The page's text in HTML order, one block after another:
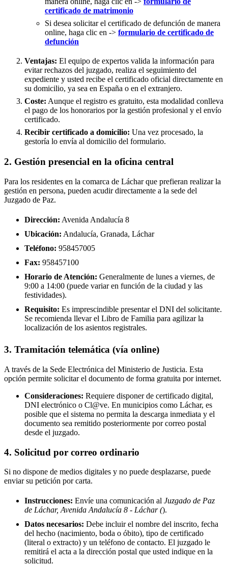
certificado de matrimonio
Si desea solicitar el certificado de defunción de manera
online, haga clic en -> formulario de certificado de
defunción
Ventajas: El equipo de expertos valida la información para
evitar rechazos del juzgado, realiza el seguimiento del
expediente y usted recibe el certificado oficial directamente en
su domicilio, ya sea en España o en el extranjero.
Coste: Aunque el registro es gratuito, esta modalidad conlleva
el pago de los honorarios por la gestión profesional y el envío
certificado.
Recibir certificado a domicilio: Una vez procesado, la
gestoría lo envía al domicilio del formulario.
2. Gestión presencial en la oficina central
Para los residentes en la comarca de Láchar que prefieran realizar la
gestión en persona, pueden acudir directamente a la sede del
Juzgado de Paz.
Dirección: Avenida Andalucía 8
Ubicación: Andalucía, Granada, Láchar
Teléfono: 958457005
Fax: 958457100
Horario de Atención: Generalmente de lunes a viernes, de
9:00 a 14:00 (puede variar en función de la ciudad y las
festividades).
Requisito: Es imprescindible presentar el DNI del solicitante.
Se recomienda llevar el Libro de Familia para agilizar la
localización de los asientos registrales.
3. Tramitación telemática (vía online)
A través de la Sede Electrónica del Ministerio de Justicia. Esta
opción permite solicitar el documento de forma gratuita por internet.
Consideraciones: Requiere disponer de certificado digital,
DNI electrónico o Cl@ve. En municipios como Láchar, es
posible que el sistema no permita la descarga inmediata y el
documento sea remitido posteriormente por correo postal
desde el juzgado.
4. Solicitud por correo ordinario
Si no dispone de medios digitales y no puede desplazarse, puede
enviar su petición por carta.
Instrucciones: Envíe una comunicación al Juzgado de Paz
de Láchar, Avenida Andalucía 8 - Láchar ().
Datos necesarios: Debe incluir el nombre del inscrito, fecha
del hecho (nacimiento, boda o óbito), tipo de certificado
(literal o extracto) y un teléfono de contacto. El juzgado le
remitirá el acta a la dirección postal que usted indique en la
solicitud.